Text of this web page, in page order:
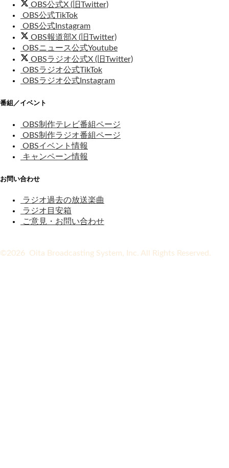
OBS公式X (旧Twitter)
OBS公式TikTok
OBS公式Instagram
OBS報道部X (旧Twitter)
OBSニュース公式Youtube
OBSラジオ公式X (旧Twitter)
OBSラジオ公式TikTok
OBSラジオ公式Instagram
番組／イベント
OBS制作テレビ番組ページ
OBS制作ラジオ番組ページ
OBSイベント情報
キャンペーン情報
お問い合わせ
ラジオ過去の放送楽曲
ラジオ目安箱
ご意見・お問い合わせ
©2026 Oita Broadcasting System, Inc. All Rights Reserved.